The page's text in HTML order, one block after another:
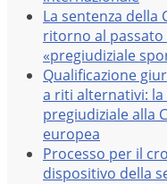
La sentenza della
ritorno al passato
«pregiudiziale
Qualificazione
a riti alternativi: la
pregiudiziale alla
europea
Processo per il
dispositivo della